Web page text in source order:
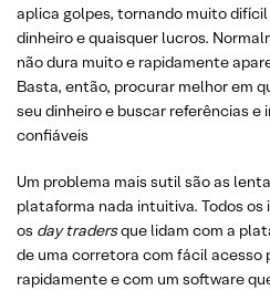
aplica golpes, tornando muito difícil
dinheiro e quaisquer lucros.
não dura muito e rapidamente
Basta, então, procurar melhor em
seu dinheiro e buscar referências e
confiáveis
Um problema mais sutil são as
plataforma nada intuitiva. Todos
os day tradersque lidam com a
de uma corretora com fácil acesso
rapidamente e com um software